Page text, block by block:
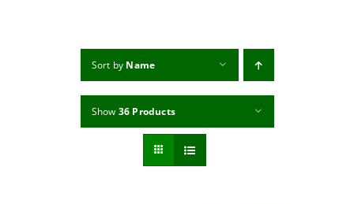
Sort by Name
Show 36 Products